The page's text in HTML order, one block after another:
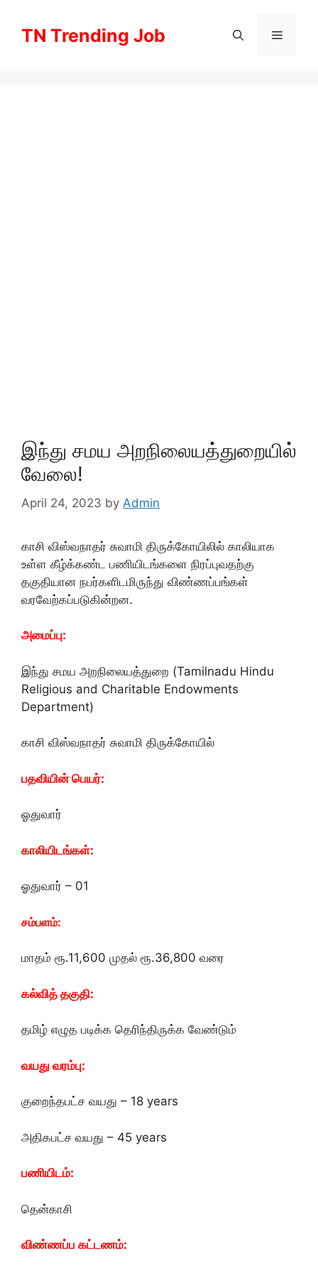
contentTN Trending Job Menu
இந்து சமய அறநிலையத்துறையில்
வேலை!
April 24, 2023 by Admin
காசி விஸ்வநாதர் சுவாமி திருக்கோயிலில் காலியாக
உள்ள கீழ்க்கண்ட பணியிடங்களை நிரப்புவதற்கு
தகுதியான நபர்களிடமிருந்து விண்ணப்பங்கள்
வரவேற்கப்படுகின்றன.
அமைப்பு:
இந்து சமய அறநிலையத்துறை (Tamilnadu Hindu
Religious and Charitable Endowments
Department)
காசி விஸ்வநாதர் சுவாமி திருக்கோயில்
பதவியின் பெயர்:
ஓதுவார்
காலியிடங்கள்:
ஓதுவார் – 01
சம்பளம்:
மாதம் ரூ.11,600 முதல் ரூ.36,800 வரை
கல்வித் தகுதி:
தமிழ் எழுத படிக்க தெரிந்திருக்க வேண்டும்
வயது வரம்பு:
குறைந்தபட்ச வயது – 18 years
அதிகபட்ச வயது – 45 years
பணியிடம்:
தென்காசி
விண்ணப்ப கட்டணம்: